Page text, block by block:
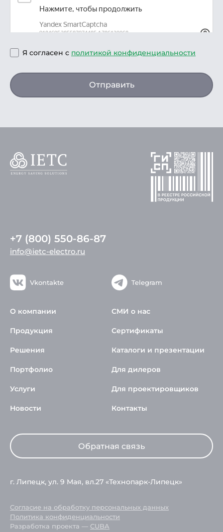
Я согласен с политикой конфиденциальности
Отправить
+7 (800) 550-86-87
info@ietc-electro.ru
Vkontakte Telegram
О компании
Продукция
Решения
Портфолио
Услуги
Новости
СМИ о нас
Сертификаты
Каталоги и презентации
Для дилеров
Для проектировщиков
Контакты
Обратная связь
г. Липецк, ул. 9 Мая, вл.27 «Технопарк-Липецк»
Согласие на обработку персональных данных
Политика конфиденциальности
Разработка проекта — CUBA